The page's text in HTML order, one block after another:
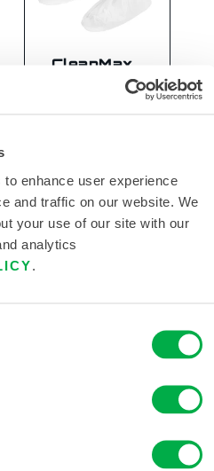
enhance user experience
and traffic on our website. We
your use of our site with our
analytics
CleanMax
SMMS 一次性